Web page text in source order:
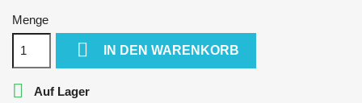
Menge
 IN DEN WARENKORB
 Auf Lager